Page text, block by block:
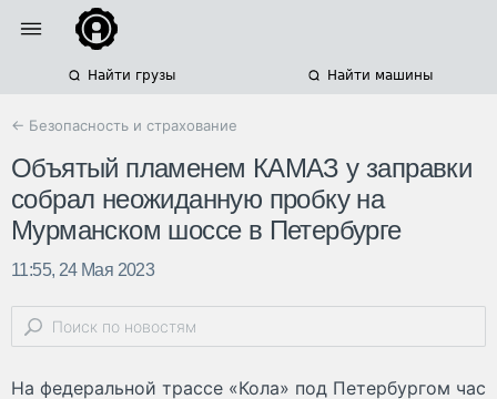
Найти грузы Найти машины
← Безопасность и страхование
Объятый пламенем КАМАЗ у заправки
собрал неожиданную пробку на
Мурманском шоссе в Петербурге
11:55, 24 Мая 2023
На федеральной трассе «Кола» под Петербургом час